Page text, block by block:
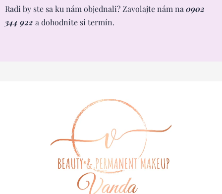
Radi by ste sa ku nám objednali? Zavolajte nám na 0902
344 922 a dohodnite si termín.